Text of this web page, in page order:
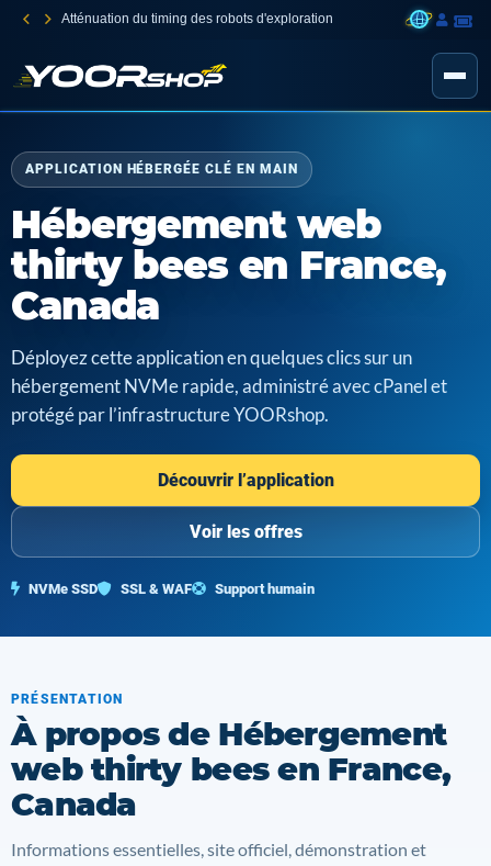
Atténuation du timing des robots d'exploration
APPLICATION HÉBERGÉE CLÉ EN MAIN
Hébergement web
thirty bees en France,
Canada
Déployez cette application en quelques clics sur un
hébergement NVMe rapide, administré avec cPanel et
protégé par l’infrastructure YOORshop.
Découvrir l’application
Voir les offres
NVMe SSD SSL & WAF Support humain
PRÉSENTATION
À propos de Hébergement
web thirty bees en France,
Canada
Informations essentielles, site officiel, démonstration et